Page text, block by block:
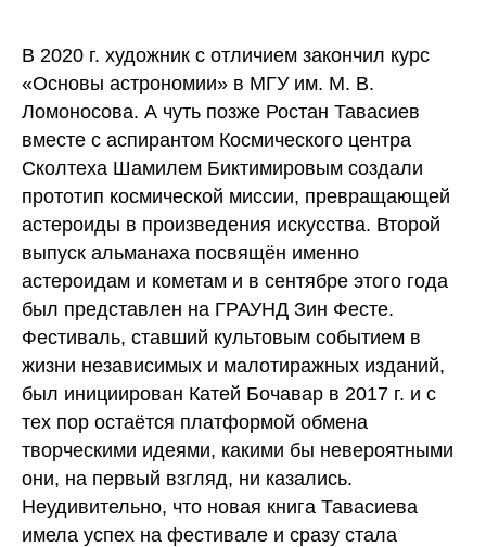
В 2020 г. художник с отличием закончил курс
«Основы астрономии» в МГУ им. М. В.
Ломоносова. А чуть позже Ростан Тавасиев
вместе с аспирантом Космического центра
Сколтеха Шамилем Биктимировым создали
прототип космической миссии, превращающей
астероиды в произведения искусства. Второй
выпуск альманаха посвящён именно
астероидам и кометам и в сентябре этого года
был представлен на ГРАУНД Зин Фесте.
Фестиваль, ставший культовым событием в
жизни независимых и малотиражных изданий,
был инициирован Катей Бочавар в 2017 г. и с
тех пор остаётся платформой обмена
творческими идеями, какими бы невероятными
они, на первый взгляд, ни казались.
Неудивительно, что новая книга Тавасиева
имела успех на фестивале и сразу стала